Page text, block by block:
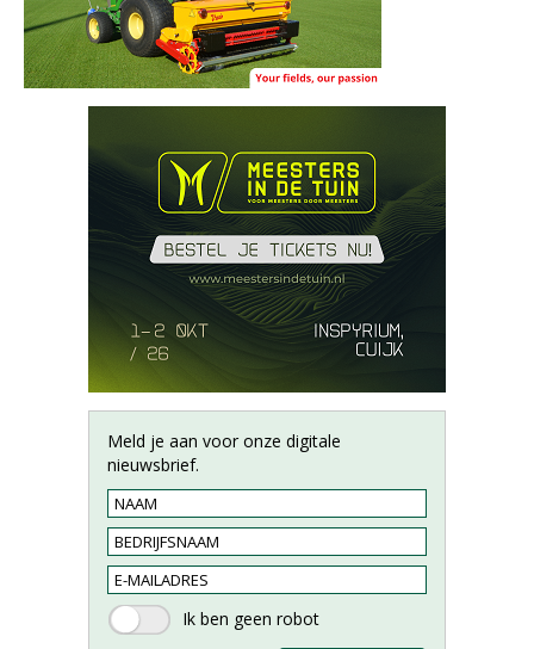
Meld je aan voor onze digitale
nieuwsbrief.